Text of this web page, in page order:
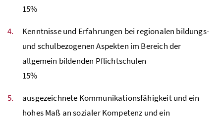
15%
Kenntnisse und Erfahrungen bei regionalen bildungs-
und schulbezogenen Aspekten im Bereich der
allgemein bildenden Pflichtschulen
15%
ausgezeichnete Kommunikationsfähigkeit und ein
hohes Maß an sozialer Kompetenz und ein